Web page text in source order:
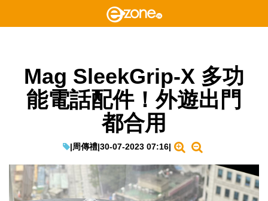
Mag SleekGrip-X 多功
能電話配件！外遊出門
都合用
|周傳禮|30-07-2023 07:16|